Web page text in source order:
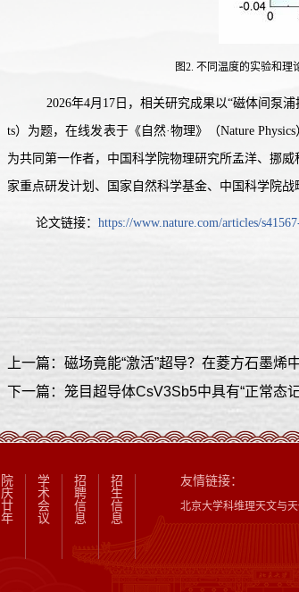
图2. 不同温度的实验和理
2026年4月17日，相关研究成果以“磁体间泵浦
ts）为题，在线发表于《自然·物理》（Nature
为共同第一作者，中国科学院物理研究所孟洋、挪
家重点研发计划、国家自然科学基金、中国科学院战
论文链接： https://www.nature.com/articles/
上一篇：磁场竟能“激活”超导？在菱方石墨
下一篇：笼目超导体CsV3Sb5中具有“正常态
院
庆
廿
年
学
术
会
议
招
聘
信
息
招
生
信
息
友情链接：
北京大学科维理天文与